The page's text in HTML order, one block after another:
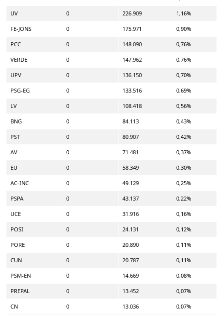
UV 0 226.909 1,16%
FE-JONS 0 175.971 0,90%
PCC 0 148.090 0,76%
VERDE 0 147.962 0,76%
UPV 0 136.150 0,70%
PSG-EG 0 133.516 0,69%
LV 0 108.418 0,56%
BNG 0 84.113 0,43%
PST 0 80.907 0,42%
AV 0 71.481 0,37%
EU 0 58.349 0,30%
AC-INC 0 49.129 0,25%
PSPA 0 43.137 0,22%
UCE 0 31.916 0,16%
POSI 0 24.131 0,12%
PORE 0 20.890 0,11%
CUN 0 20.787 0,11%
PSM-EN 0 14.669 0,08%
PREPAL 0 13.452 0,07%
CN 0 13.036 0,07%